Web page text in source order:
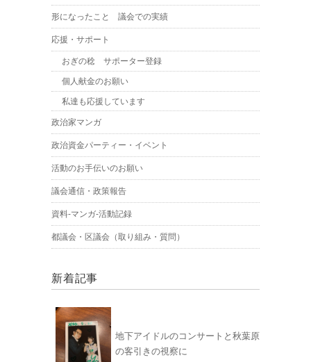
形になったこと 議会での実績
応援・サポート
おぎの稔 サポーター登録
個人献金のお願い
私達も応援しています
政治家マンガ
政治資金パーティー・イベント
活動のお手伝いのお願い
議会通信・政策報告
資料-マンガ-活動記録
都議会・区議会（取り組み・質問）
新着記事
地下アイドルのコンサートと秋葉原
の客引きの視察に